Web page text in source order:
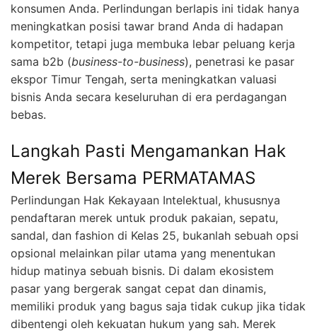
konsumen Anda. Perlindungan berlapis ini tidak hanya
meningkatkan posisi tawar brand Anda di hadapan
kompetitor, tetapi juga membuka lebar peluang kerja
sama b2b (business-to-business), penetrasi ke pasar
ekspor Timur Tengah, serta meningkatkan valuasi
bisnis Anda secara keseluruhan di era perdagangan
bebas.
Langkah Pasti Mengamankan Hak
Merek Bersama PERMATAMAS
Perlindungan Hak Kekayaan Intelektual, khususnya
pendaftaran merek untuk produk pakaian, sepatu,
sandal, dan fashion di Kelas 25, bukanlah sebuah opsi
opsional melainkan pilar utama yang menentukan
hidup matinya sebuah bisnis. Di dalam ekosistem
pasar yang bergerak sangat cepat dan dinamis,
memiliki produk yang bagus saja tidak cukup jika tidak
dibentengi oleh kekuatan hukum yang sah. Merek